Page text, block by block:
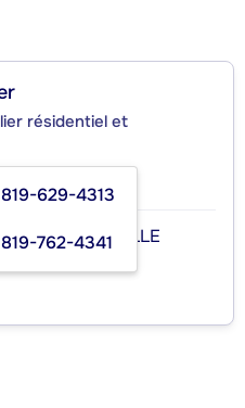
résidentiel et
819-629-4313
819-762-4341
LACHAPELLE